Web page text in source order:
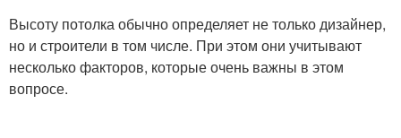
Высоту потолка обычно определяет не только дизайнер,
но и строители в том числе. При этом они учитывают
несколько факторов, которые очень важны в этом
вопросе.